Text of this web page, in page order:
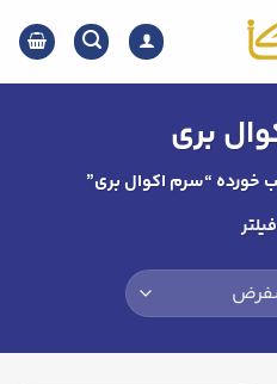
بری
خورده “سرم اکوال بری”
فیلتر